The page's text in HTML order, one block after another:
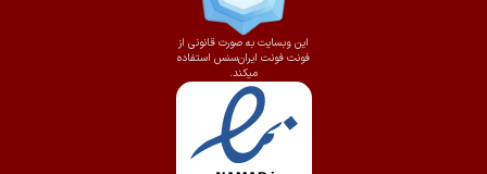
این وبسایت به صورت قانونی از
فونت فونت ایران‌سنس استفاده
میکند.